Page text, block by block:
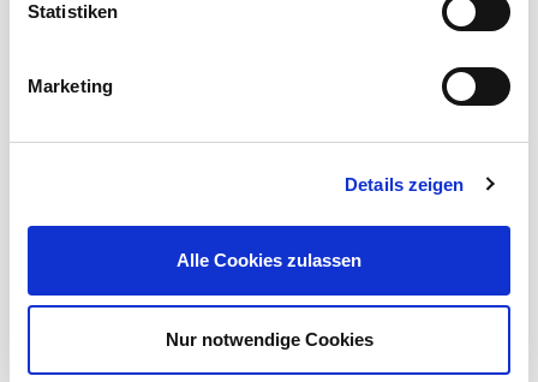
Statistiken
Marketing
Details zeigen
Alle Cookies zulassen
Nur notwendige Cookies
CMK 222
Das legendäre High-Performance Mikrofonkabel CMK 222